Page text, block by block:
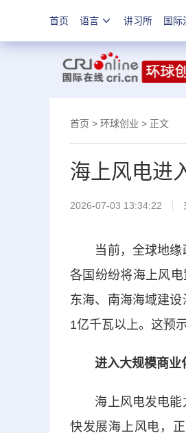
首页 语言 讲习所 国际
首页 > 环球创业 > 正文
海上风电进
2026-07-03 13:34:22
当前，全球地缘政
各国纷纷将海上风电
东海、南海海域建
1亿千瓦以上。这预
进入大规模商业
海上风电发电能力
快发展海上风电，